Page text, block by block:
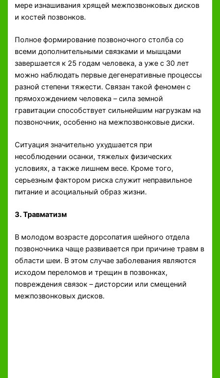
мере изнашивания хрящей межпозвонковых дисков
и костей позвонков.
Полное формирование позвоночного столба со
всеми дополнительными связками и мышцами
завершается к 25 годам человека, а уже с 30 лет
можно наблюдать первые дегенеративные процессы
разной степени тяжести. Связан такой феномен с
прямохождением человека – сила земной
гравитации способствует сильнейшим нагрузкам на
позвоночник, особенно на межпозвонковые диски.
Ситуация значительно ухудшается при
несоблюдении осанки, тяжелых физических
условиях, а также лишнем весе. Кроме того,
серьезным фактором риска служит неправильное
питание и асоциальный образ жизни.
3. Травматизм
В молодом возрасте дорсопатия шейного отдела
позвоночника чаще развивается при причине травм в
области шеи. В этом случае заболевания являются
исходом переломов и трещин в позвонках,
повреждения связок – дисторсии или смещений
межпозвонковых дисков.